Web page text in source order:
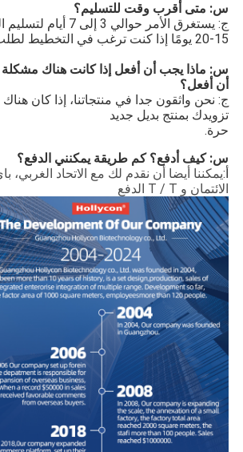
س: متى أقرب وقت للتسليم؟
ج: يستغرق الأمر حوالي 3
15-20 يومًا إذا كنت ترغب في التخطيط لطلب لمنتجات OEM.
س: ماذا يجب أن أفعل إذا كانت هناك
أن أفعل؟
ج: نحن واثقون جدا في منتجاتنا، إذا كان
تزويدك بمنتج بديل جديد
حرة.
س: كيف أدفع؟ كم طريقة يمكنني الدفع؟
أ:يمكننا أيضا أن نقدم لك مع الاتحاد الغربي،
الائتمان و T / T الدفع